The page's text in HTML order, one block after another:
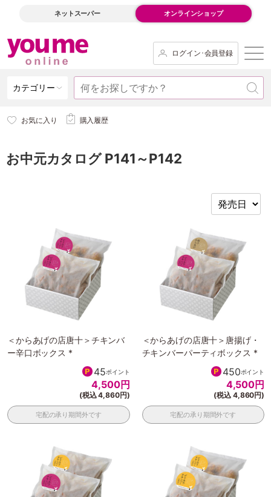
ネットスーパー オンラインショップ
ログイン･会員登録
カテゴリー
お気に入り 購入履歴
お中元カタログ P141～P142
＜からあげの店唐十＞チキンバ
ー辛口ボックス *
45ポイント
4,500円
(税込 4,860円)
宅配の承り期間外です
＜からあげの店唐十＞唐揚げ・
チキンバーパーティボックス *
450ポイント
4,500円
(税込 4,860円)
宅配の承り期間外です